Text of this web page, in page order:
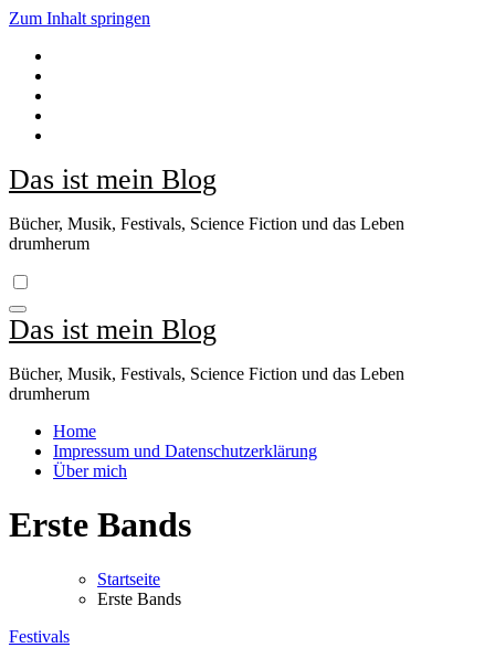
Zum Inhalt springen
Das ist mein Blog
Bücher, Musik, Festivals, Science Fiction und das Leben
drumherum
Das ist mein Blog
Bücher, Musik, Festivals, Science Fiction und das Leben
drumherum
Home
Impressum und Datenschutzerklärung
Über mich
Erste Bands
Startseite
Erste Bands
Festivals